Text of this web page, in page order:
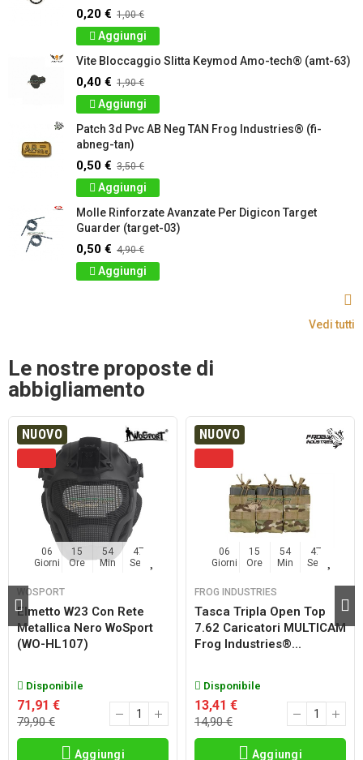
0,20 € 1,00 €
Aggiungi
Vite Bloccaggio Slitta Keymod Amo-tech® (amt-63)
0,40 € 1,90 €
Aggiungi
Patch 3d Pvc AB Neg TAN Frog Industries® (fi-
abneg-tan)
0,50 € 3,50 €
Aggiungi
Molle Rinforzate Avanzate Per Digicon Target
Guarder (target-03)
0,50 € 4,90 €
Aggiungi
Vedi tutti
Le nostre proposte di
abbigliamento
NUOVO
06
Giorni
15
Ore
54
Min
46
Sec
WOSPORT
Elmetto W23 Con Rete
Metallica Nero WoSport
(WO-HL107)
Disponibile
71,91 €
79,90 €
Aggiungi
NUOVO
06
Giorni
15
Ore
54
Min
46
Sec
FROG INDUSTRIES
Tasca Tripla Open Top
7.62 Caricatori MULTICAM
Frog Industries®...
Disponibile
13,41 €
14,90 €
Aggiungi